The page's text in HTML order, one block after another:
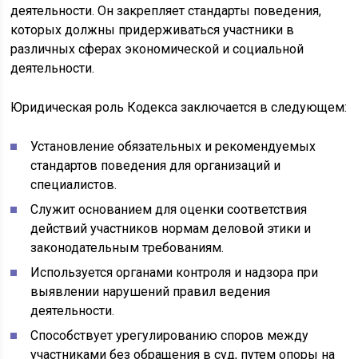
деятельности. Он закрепляет стандарты поведения,
которых должны придерживаться участники в
различных сферах экономической и социальной
деятельности.
Юридическая роль Кодекса заключается в следующем:
Установление обязательных и рекомендуемых
стандартов поведения для организаций и
специалистов.
Служит основанием для оценки соответствия
действий участников нормам деловой этики и
законодательным требованиям.
Используется органами контроля и надзора при
выявлении нарушений правил ведения
деятельности.
Способствует урегулированию споров между
участниками без обращения в суд, путем опоры на